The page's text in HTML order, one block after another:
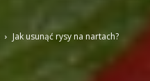
Jak usunąć rysy na nartach?